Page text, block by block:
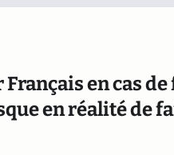
en cas
en réalité de